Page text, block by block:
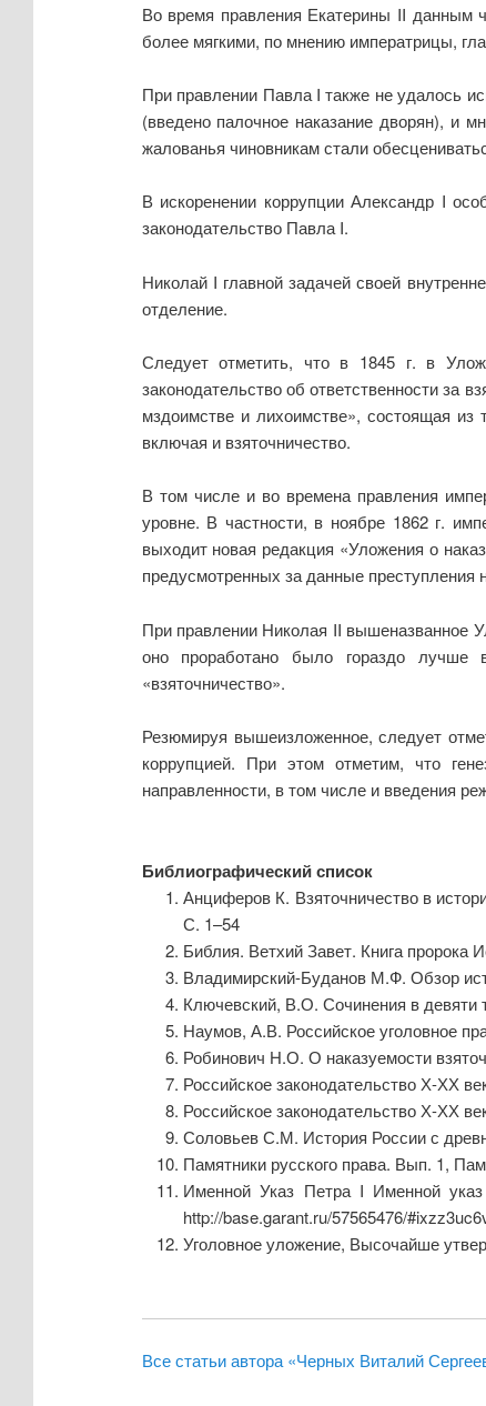
Во время правления Екатерины II данным
более мягкими, по мнению императрицы,
При правлении Павла I также не удалось
(введено палочное наказание дворян), и
жалованья чиновникам стали
В искоренении коррупции Александр I
законодательство Павла I.
Николай I главной задачей своей
отделение.
Следует отметить, что в 1845 г. в
законодательство об ответственности за
мздоимстве и лихоимстве», состоящая из
включая и взяточничество.
В том числе и во времена правления
уровне. В частности, в ноябре 1862 г.
выходит новая редакция «Уложения о
предусмотренных за данные преступления
При правлении Николая II вышеназванное
оно проработано было гораздо лучше
«взяточничество».
Резюмируя вышеизложенное, следует
коррупцией. При этом отметим, что
направленности, в том числе и введения
Библиографический список
Анциферов К. Взяточничество в
С. 1–54
Библия. Ветхий Завет. Книга пророка
Владимирский-Буданов М.Ф. Обзор
Ключевский, В.О. Сочинения в девяти
Наумов, А.В. Российское уголовное
Робинович Н.О. О наказуемости
Российское законодательство Х-ХХ
Российское законодательство Х-ХХ
Соловьев С.М. История России с
Памятники русского права. Вып. 1,
Именной Указ Петра I Именной
http://base.garant.ru/57565476/
Уголовное уложение, Высочайше
Все статьи автора «Черных Виталий